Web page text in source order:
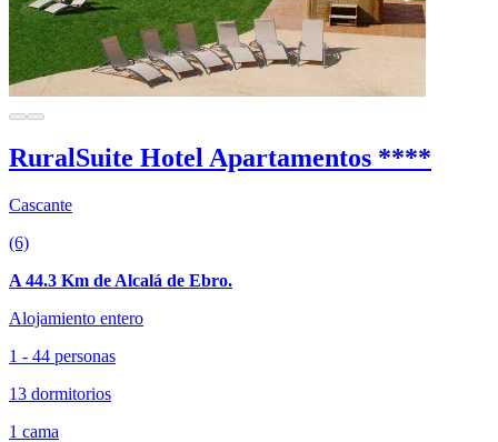
RuralSuite Hotel Apartamentos ****
Cascante
(6)
A 44.3 Km de Alcalá de Ebro.
Alojamiento entero
1 - 44 personas
13 dormitorios
1 cama